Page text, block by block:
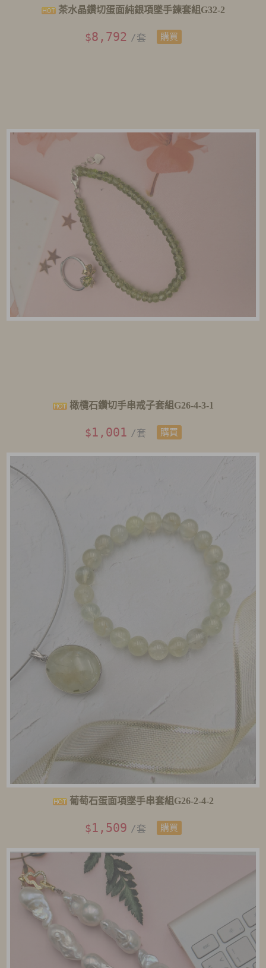
茶水晶鑽切蛋面純銀項墜手鍊套組G32-2
$8,792 /套 購買
橄欖石鑽切手串戒子套組G26-4-3-1
$1,001 /套 購買
葡萄石蛋面項墜手串套組G26-2-4-2
$1,509 /套 購買